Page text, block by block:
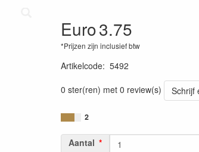
Euro3.75
*Prijzen zijn inclusief btw
Artikelcode: 5492
0 ster(ren) met 0 review(s)
Schrijf
2
Aantal